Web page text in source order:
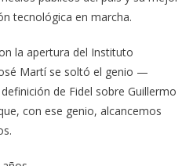
tecnológica en marcha.
la apertura del Instituto
Martí se soltó el genio —
de Fidel sobre Guillermo
con ese genio, alcancemos